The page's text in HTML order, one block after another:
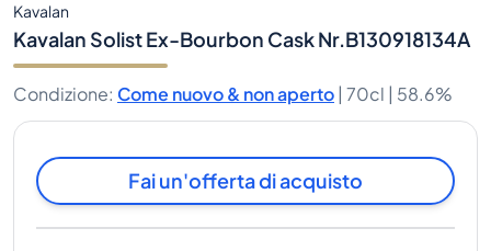
Kavalan
Kavalan Solist Ex-Bourbon Cask Nr.B130918134A
Condizione: Come nuovo & non aperto | 70cl | 58.6%
Fai un'offerta di acquisto